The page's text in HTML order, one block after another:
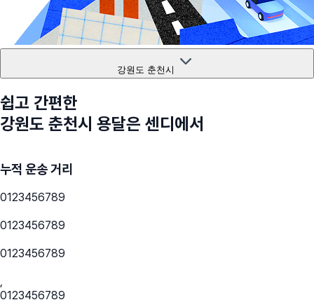
강원도 춘천시
쉽고 간편한
강원도 춘천시 용달은 센디에서
누적 운송 거리
0123456789
0123456789
0123456789
,
0123456789